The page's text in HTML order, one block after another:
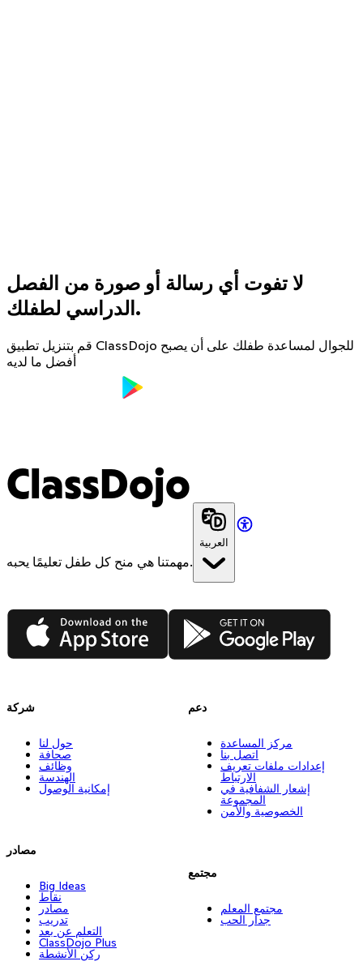
لا تفوت أي رسالة أو صورة من الفصل
الدراسي لطفلك.
قم بتنزيل تطبيق ClassDojo للجوال لمساعدة طفلك على أن يصبح
أفضل ما لديه
ClassDojo
مهمتنا هي منح كل طفل تعليمًا يحبه.
العربية
App Store Google Play
شركة
حول لنا
صحافة
وظائف
الهندسة
إمكانية الوصول
مصادر
Big Ideas
نقاط
مصادر
تدريب
التعلم عن بعد
ClassDojo Plus
ركن الأنشطة
دعم
مركز المساعدة
اتصل بنا
إعدادات ملفات تعريف
الارتباط
إشعار الشفافية في
المجموعة
الخصوصية والأمن
مجتمع
مجتمع المعلم
جدار الحب